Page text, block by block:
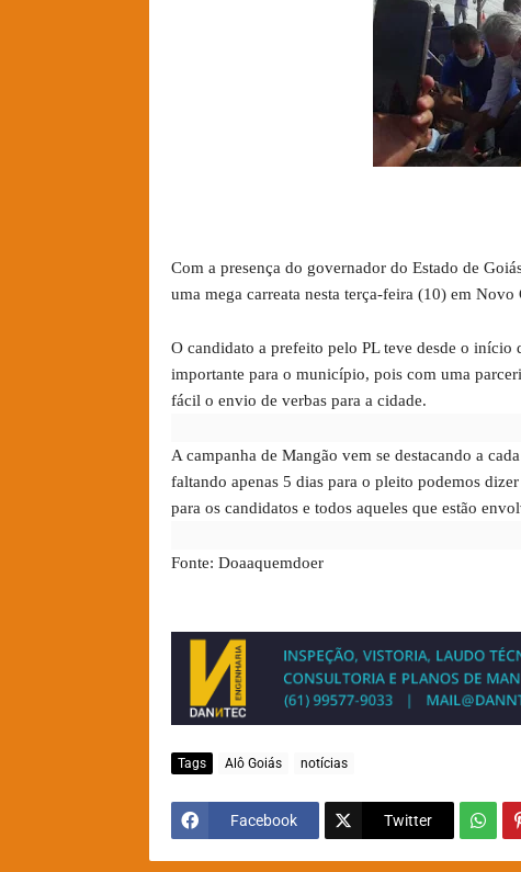
Com a presença do governador do Estado de
uma mega carreata nesta terça-feira (10) em Novo
O candidato a prefeito pelo PL teve desde o início
importante para o município, pois com uma
fácil o envio de verbas para a cidade.
A campanha de Mangão vem se destacando a
faltando apenas 5 dias para o pleito podemos
para os candidatos e todos aqueles que estão
Fonte: Doaaquemdoer
Tags Alô Goiás notícias
Facebook Twitter